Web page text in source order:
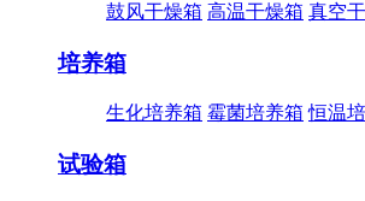
鼓风干燥箱 高温干燥箱 真空
培养箱
生化培养箱 霉菌培养箱 恒温
试验箱